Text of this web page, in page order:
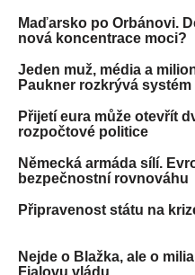
Maďarsko po Orbánovi.
nová koncentrace moci?
Jeden muž, média a
Paukner rozkrývá systém
Přijetí eura může otevřít
rozpočtové politice
Německá armáda sílí.
bezpečnostní rovnováhu
Připravenost státu na
Nejde o Blažka, ale o
Fialovu vládu